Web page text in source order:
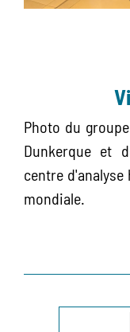
Photo du
Dunkerque et
centre
mondiale.